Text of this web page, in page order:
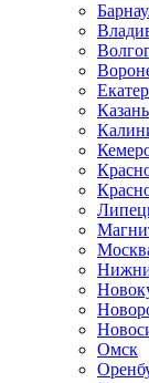
Казань
Омск